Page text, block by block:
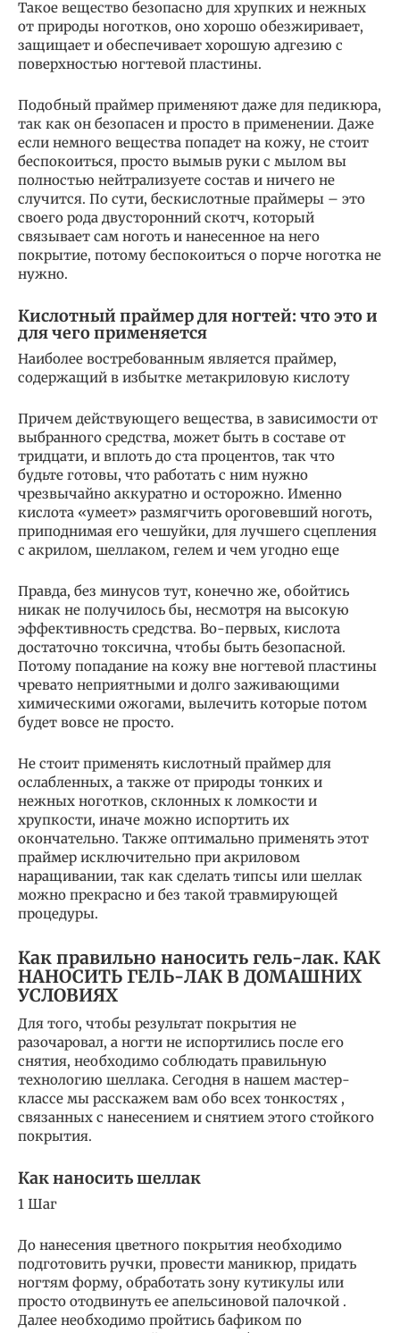
Такое вещество безопасно для хрупких и нежных
от природы ноготков, оно хорошо обезжиривает,
защищает и обеспечивает хорошую адгезию с
поверхностью ногтевой пластины.
Подобный праймер применяют даже для педикюра,
так как он безопасен и просто в применении. Даже
если немного вещества попадет на кожу, не стоит
беспокоиться, просто вымыв руки с мылом вы
полностью нейтрализуете состав и ничего не
случится. По сути, бескислотные праймеры – это
своего рода двусторонний скотч, который
связывает сам ноготь и нанесенное на него
покрытие, потому беспокоиться о порче ноготка не
нужно.
Кислотный праймер для ногтей: что это и
для чего применяется
Наиболее востребованным является праймер,
содержащий в избытке метакриловую кислоту
Причем действующего вещества, в зависимости от
выбранного средства, может быть в составе от
тридцати, и вплоть до ста процентов, так что
будьте готовы, что работать с ним нужно
чрезвычайно аккуратно и осторожно. Именно
кислота «умеет» размягчить ороговевший ноготь,
приподнимая его чешуйки, для лучшего сцепления
с акрилом, шеллаком, гелем и чем угодно еще
Правда, без минусов тут, конечно же, обойтись
никак не получилось бы, несмотря на высокую
эффективность средства. Во-первых, кислота
достаточно токсична, чтобы быть безопасной.
Потому попадание на кожу вне ногтевой пластины
чревато неприятными и долго заживающими
химическими ожогами, вылечить которые потом
будет вовсе не просто.
Не стоит применять кислотный праймер для
ослабленных, а также от природы тонких и
нежных ноготков, склонных к ломкости и
хрупкости, иначе можно испортить их
окончательно. Также оптимально применять этот
праймер исключительно при акриловом
наращивании, так как сделать типсы или шеллак
можно прекрасно и без такой травмирующей
процедуры.
Как правильно наносить гель-лак. КАК
НАНОСИТЬ ГЕЛЬ-ЛАК В ДОМАШНИХ
УСЛОВИЯХ
Для того, чтобы результат покрытия не
разочаровал, а ногти не испортились после его
снятия, необходимо соблюдать правильную
технологию шеллака. Сегодня в нашем мастер-
классе мы расскажем вам обо всех тонкостях ,
связанных с нанесением и снятием этого стойкого
покрытия.
Как наносить шеллак
1 Шаг
До нанесения цветного покрытия необходимо
подготовить ручки, провести маникюр, придать
ногтям форму, обработать зону кутикулы или
просто отодвинуть ее апельсиновой палочкой .
Далее необходимо пройтись бафиком по